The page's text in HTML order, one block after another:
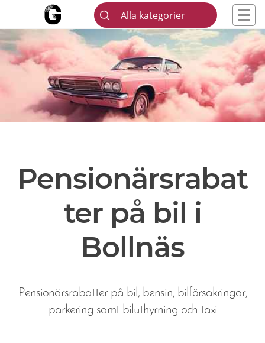
Alla kategorier
Pensionärsrabat
ter på bil i
Bollnäs
Pensionärsrabatter på bil, bensin, bilförsakringar,
parkering samt biluthyrning och taxi